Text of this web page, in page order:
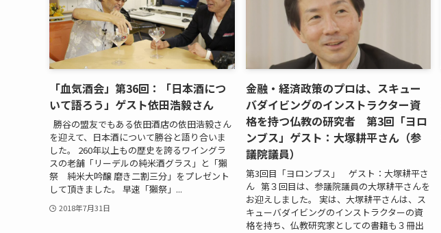
「血気酒会」第36回：「日本酒につ
いて語ろう」ゲスト依田浩毅さん
勝谷の盟友でもある依田酒店の依田浩毅さん
を迎えて、日本酒について勝谷と語り合いま
した。 260年以上もの歴史を誇るワイングラ
スの老舗「リーデルの純米酒グラス」と「獺
祭 純米大吟醸 磨き二割三分」をプレゼント
して頂きました。 早速「獺祭」...
2018年7月31日
金融・経済政策のプロは、スキュー
バダイビングのインストラクター資
格を持つ仏教の研究者 第3回「ヨロ
ンブス」ゲスト：大塚耕平さん（参
議院議員）
第3回目「ヨロンブス」 ゲスト：大塚耕平さ
ん 第３回目は、参議院議員の大塚耕平さんを
お迎えしました。 実は、大塚耕平さんは、ス
キューバダイビングのインストラクターの資
格を持ち、仏教研究家としての書籍も３冊出